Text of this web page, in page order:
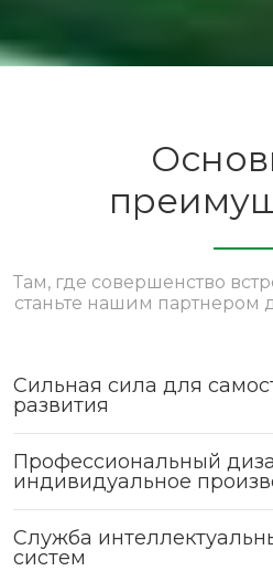
Там, где совершенство
станьте нашим партнером
Сильная сила для
развития
Профессиональный
индивидуальное
Служба
систем